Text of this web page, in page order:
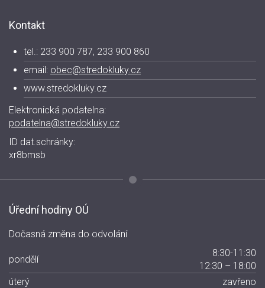
Kontakt
tel.: 233 900 787, 233 900 860
email: obec@stredokluky.cz
www.stredokluky.cz
Elektronická podatelna:
podatelna@stredokluky.cz
ID dat.schránky:
xr8bmsb
Úřední hodiny OÚ
Dočasná změna do odvolání
pondělí
8:30-11:30
12:30 – 18:00
úterý
zavřeno